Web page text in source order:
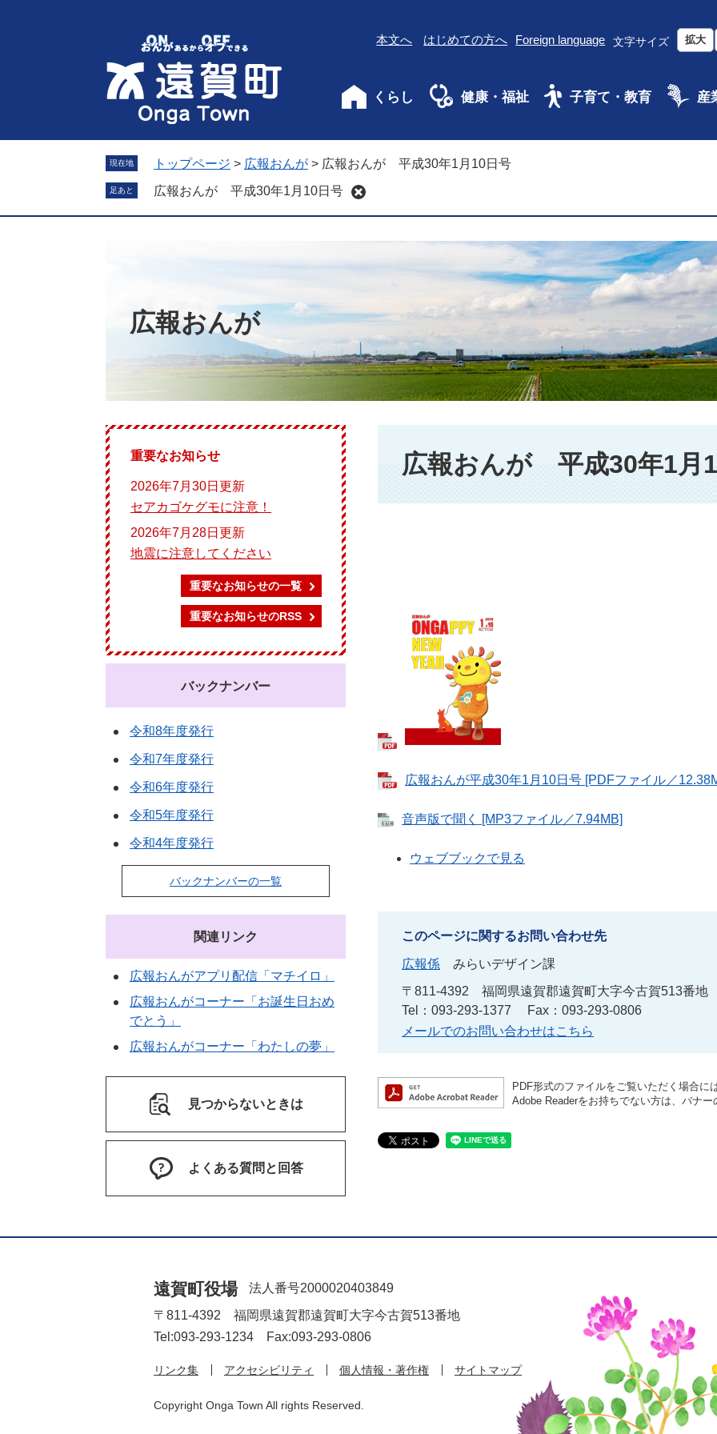
す
し
へ
本文へ はじめての方へ Foreign language 文字サイズ 拡大
くらし 健康・福祉 子育て・教育 産
現在地 トップページ > 広報おんが > 広報おんが 平成30年1月10日号
足あと 広報おんが 平成30年1月10日号
広報おんが
広報おんが 平成30年1月
広報おんが平成30年1月10日号 [PDFファイル／
音声版で聞く [MP3ファイル／7.94MB]
ウェブブックで見る
このページに関するお問い合わせ先
広報係
みらいデザイン課
〒811-4392
福岡県遠賀郡遠賀町大字今古賀513番地
Tel：093-293-1377
Fax：093-293-0806
メールでのお問い合わせはこちら
PDF形式のファイルをご覧いただく場合に
Adobe Readerをお持ちでない方は、バナ
重要なお知らせ
2026年7月30日更新
セアカゴケグモに注意！
2026年7月28日更新
地震に注意してください
重要なお知らせの一覧
重要なお知らせのRSS
バックナンバー
令和8年度発行
令和7年度発行
令和6年度発行
令和5年度発行
令和4年度発行
バックナンバーの一覧
関連リンク
広報おんがアプリ配信「マチイロ」
広報おんがコーナー「お誕生日おめ
でとう」
広報おんがコーナー「わたしの夢」
見つからないときは
よくある質問と回答
遠賀町役場
法人番号2000020403849
〒811-4392 福岡県遠賀郡遠賀町大字今古賀513番地
Tel:093-293-1234 Fax:093-293-0806
リンク集 アクセシビリティ 個人情報・著作権 サイトマップ
Copyright Onga Town All rights Reserved.